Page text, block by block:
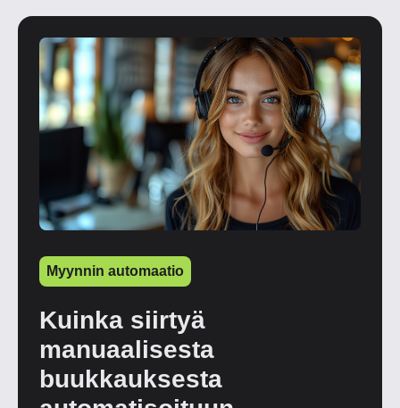
Myynnin automaatio
Kuinka siirtyä
manuaalisesta
buukkauksesta